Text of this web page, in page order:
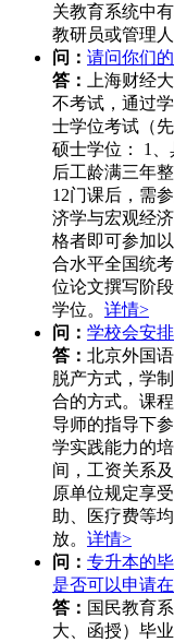
关教育系统中
教研员或管理人
问： 请问你们
答：
上海财经
不考试，通过
士学位考试（
硕士学位： 1
后工龄满三年
12门课后，需
济学与宏观经
格者即可参加
合水平全国统
位论文撰写阶
学位。 详情>
问： 学校会安
答： 北京外国
脱产方式，学
合的方式。课
导师的指导下
学实践能力的
间，工资关系
原单位规定享
助、医疗费等
放。 详情>
问： 专升本的
是否可以申请
答： 国民教育
大、函授）毕